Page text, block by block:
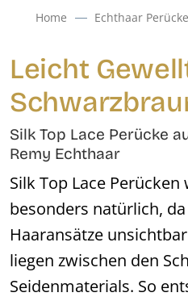
Home Echthaar
Leicht
Silk Top Lace Perücke
Remy Echthaar
Silk Top Lace Perücken
besonders natürlich,
Haaransätze
liegen zwischen den
Seidenmaterials. So